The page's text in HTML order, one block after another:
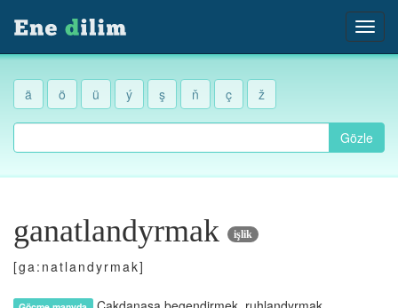
ä ö ü ý ş ň ç ž
Gözle
ganatlandyrmak işlik
[ga:natlandyrmak]